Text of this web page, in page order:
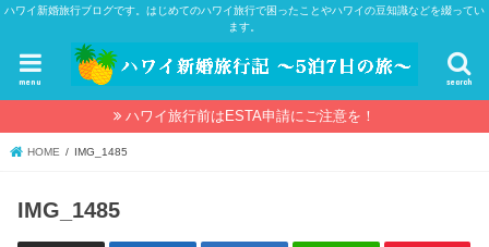
ハワイ新婚旅行ブログです。はじめてのハワイ旅行で困ったことやハワイの豆知識などを綴ってい
ます。
search
menu
ハワイ旅行前はESTA申請にご注意を！
HOME IMG_1485
IMG_1485